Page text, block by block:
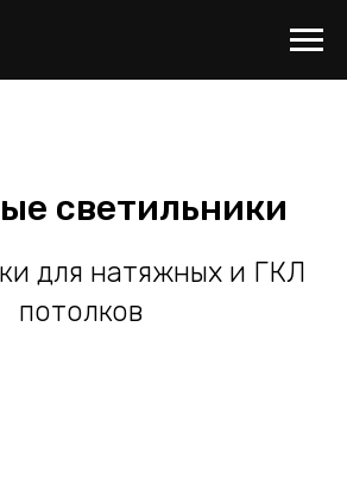
светильники
для натяжных и ГКЛ
потолков